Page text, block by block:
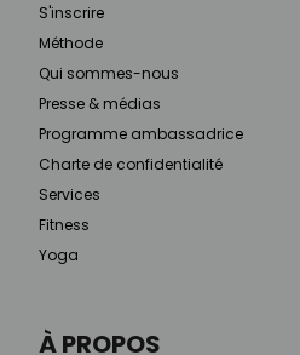
À PROPOS
S'inscrire
Méthode
Qui sommes-nous
Presse & médias
Programme ambassadrice
Charte de confidentialité
Services
Fitness
Yoga